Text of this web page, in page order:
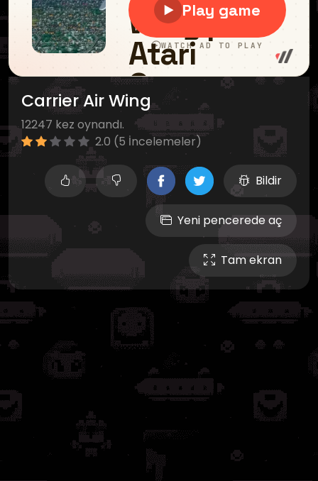
Carrier Air Wing
12247 kez oynandı.
2.0 (5 İncelemeler)
Bildir
Yeni pencerede aç
Tam ekran